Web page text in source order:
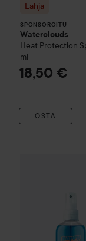
Lahja
SPONSOROITU
Waterclouds
Heat Protection
ml
18,50 €
OSTA